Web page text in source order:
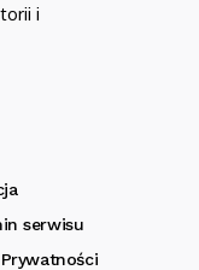
i
serwisu